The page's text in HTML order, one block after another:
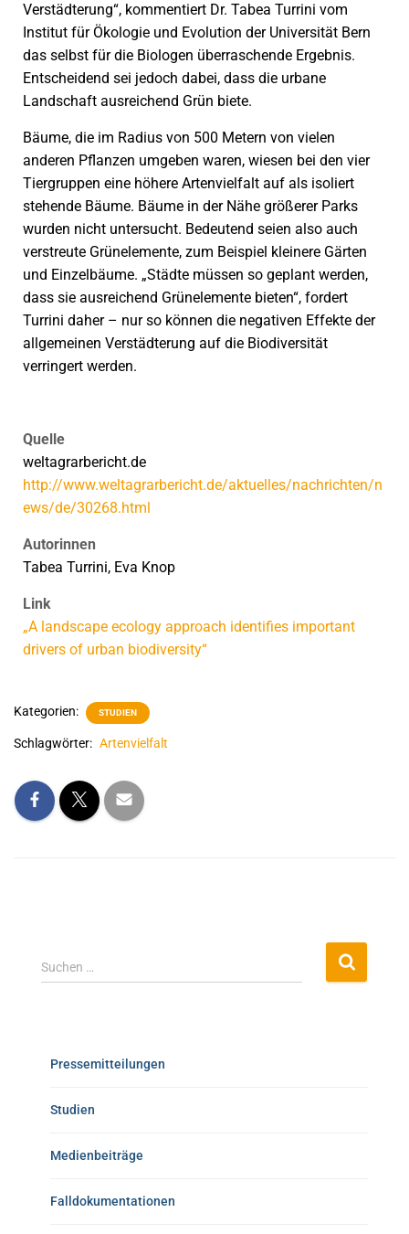
Verstädterung“, kommentiert Dr. Tabea Turrini vom
Institut für Ökologie und Evolution der Universität Bern
das selbst für die Biologen überraschende Ergebnis.
Entscheidend sei jedoch dabei, dass die urbane
Landschaft ausreichend Grün biete.
Bäume, die im Radius von 500 Metern von vielen
anderen Pflanzen umgeben waren, wiesen bei den vier
Tiergruppen eine höhere Artenvielfalt auf als isoliert
stehende Bäume. Bäume in der Nähe größerer Parks
wurden nicht untersucht. Bedeutend seien also auch
verstreute Grünelemente, zum Beispiel kleinere Gärten
und Einzelbäume. „Städte müssen so geplant werden,
dass sie ausreichend Grünelemente bieten“, fordert
Turrini daher – nur so können die negativen Effekte der
allgemeinen Verstädterung auf die Biodiversität
verringert werden.
Quelle
weltagrarbericht.de
http://www.weltagrarbericht.de/aktuelles/nachrichten/n
ews/de/30268.html
Autorinnen
Tabea Turrini, Eva Knop
Link
„A landscape ecology approach identifies important
drivers of urban biodiversity“
Kategorien: STUDIEN
Schlagwörter: Artenvielfalt
Suchen …
Pressemitteilungen
Studien
Medienbeiträge
Falldokumentationen